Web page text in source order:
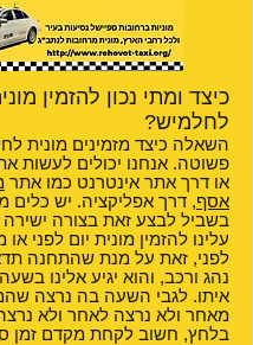
כיצד ומתי נכון להזמין
לחלמיש?
השאלה כיצד מזמינים מונית
פשוטה. אנחנו יכולים לעשות
או דרך אתר אינטרנט כמו אתר
אסף, דרך אפליקציה. יש כלים
בשביל לבצע זאת בצורה ישירה
עלינו להזמין מונית יום לפני
לפני, זאת על מנת שהתחנה
נהג ורכב, והוא יגיע אלינו
איתו. לגבי השעה בה נרצה
מאחר ולא נרצה לאחר ולא
בלחץ, חשוב לקחת מקדם זמן